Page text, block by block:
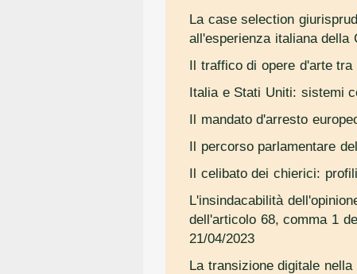
La case selection
all'esperienza italiana della
Il traffico di opere d'arte
Italia e Stati Uniti: sistemi
Il mandato d'arresto
Il percorso parlamentare
Il celibato dei chierici:
L'insindacabilità
dell'articolo 68, comma 1
21/04/2023
La transizione digitale